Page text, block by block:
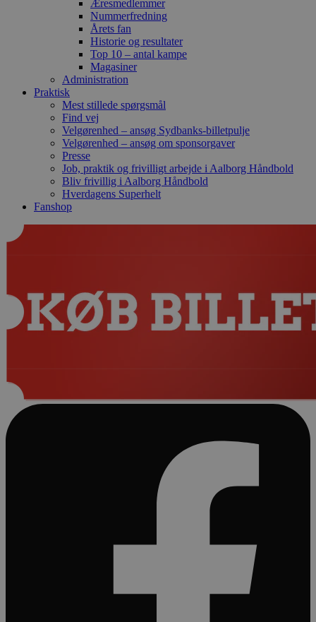
Æresmedlemmer
Nummerfredning
Årets fan
Historie og resultater
Top 10 – antal kampe
Magasiner
Administration
Praktisk
Mest stillede spørgsmål
Find vej
Velgørenhed – ansøg Sydbanks-billetpulje
Velgørenhed – ansøg om sponsorgaver
Presse
Job, praktik og frivilligt arbejde i Aalborg Håndbold
Bliv frivillig i Aalborg Håndbold
Hverdagens Superhelt
Fanshop